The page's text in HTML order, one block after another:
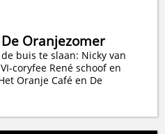
Oranjezomer
buis te slaan: Nicky van
coryfee René schoof en
Oranje Café en De